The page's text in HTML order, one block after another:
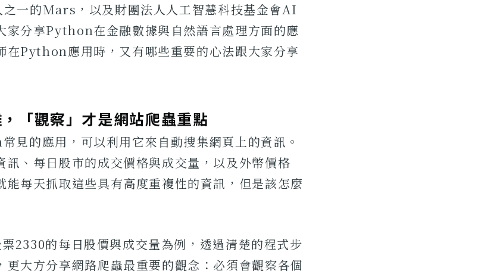
一的Mars，以及財團法人人工智慧科技基金會AI
家分享Python在金融數據與自然語言處理方面的應
在Python應用時，又有哪些重要的心法跟大家分享
「觀察」才是網站爬蟲重點
見的應用，可以利用它來自動搜集網頁上的資訊。
訊、每日股市的成交價格與成交量，以及外幣價格
能每天抓取這些具有高度重複性的資訊，但是該怎麼
2330的每日股價與成交量為例，透過清楚的程式步
更大方分享網路爬蟲最重要的觀念：必須會觀察各個